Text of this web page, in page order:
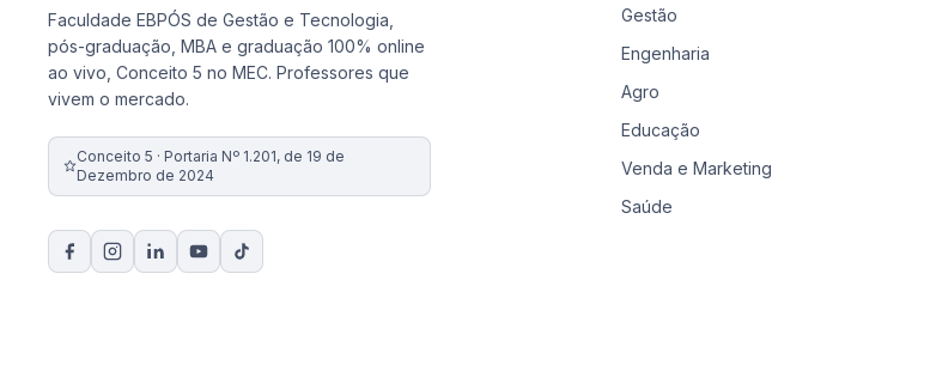
Faculdade EBPÓS de Gestão e Tecnologia,
pós-graduação, MBA e graduação 100% online
ao vivo, Conceito 5 no MEC. Professores que
vivem o mercado.
Conceito 5 · Portaria Nº 1.201, de 19 de
Dezembro de 2024
Gestão
Engenharia
Agro
Educação
Venda e Marketing
Saúde